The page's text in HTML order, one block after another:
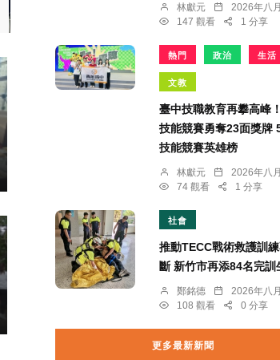
林獻元
2026年八
147 觀看
1 分享
熱門 政治 生活
文教
臺中技職教育再攀高峰
技能競賽勇奪23面獎牌
技能競賽英雄榜
林獻元
2026年八
74 觀看
1 分享
社會
推動TECC戰術救護訓
斷 新竹市再添84名完訓
鄭銘德
2026年八
108 觀看
0 分享
更多最新新聞